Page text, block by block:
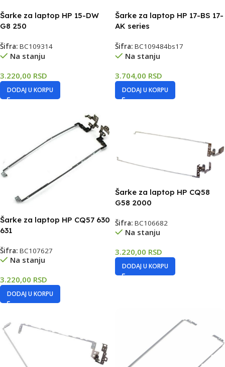
Šarke za laptop HP 15-DW
G8 250
Šifra: BC109314
Na stanju
3.220,00 RSD
DODAJ U KORPU
Šarke za laptop HP 17-BS 17-
AK series
Šifra: BC109484bs17
Na stanju
3.704,00 RSD
DODAJ U KORPU
Šarke za laptop HP CQ57 630
631
Šifra: BC107627
Na stanju
3.220,00 RSD
DODAJ U KORPU
Šarke za laptop HP CQ58
G58 2000
Šifra: BC106682
Na stanju
3.220,00 RSD
DODAJ U KORPU